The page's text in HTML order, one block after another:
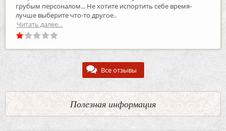
грубым персоналом... Не хотите испортить себе время-
лучше выберите что-то другое..
Читать далее...
Все отзывы
Полезная информация